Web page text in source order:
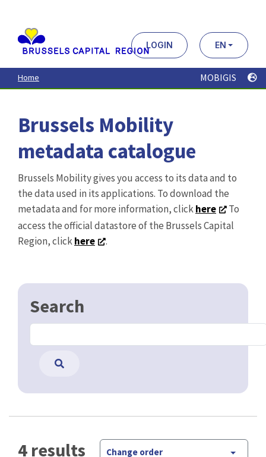
contenu
principal
LOGIN EN
Home MOBIGIS
Brussels Mobility
metadata catalogue
Brussels Mobility gives you access to its data and to
the data used in its applications. To download the
metadata and for more information, clickhere
To
access the official datastore of the Brussels Capital
Region, clickhere .
Search
4 results Change order